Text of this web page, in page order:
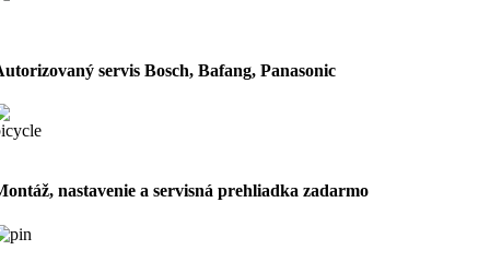
servis Bosch, Bafang, Panasonic
nastavenie a servisná prehliadka zadarmo